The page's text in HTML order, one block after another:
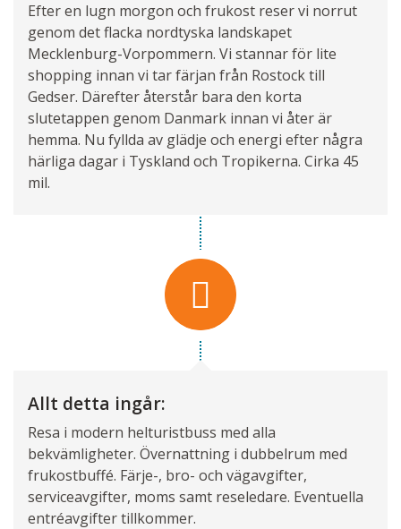
Efter en lugn morgon och frukost reser vi norrut
genom det flacka nordtyska landskapet
Mecklenburg-Vorpommern. Vi stannar för lite
shopping innan vi tar färjan från Rostock till
Gedser. Därefter återstår bara den korta
slutetappen genom Danmark innan vi åter är
hemma. Nu fyllda av glädje och energi efter några
härliga dagar i Tyskland och Tropikerna. Cirka 45
mil.
Allt detta ingår:
Resa i modern helturistbuss med alla
bekvämligheter. Övernattning i dubbelrum med
frukostbuffé. Färje-, bro- och vägavgifter,
serviceavgifter, moms samt reseledare. Eventuella
entréavgifter tillkommer.